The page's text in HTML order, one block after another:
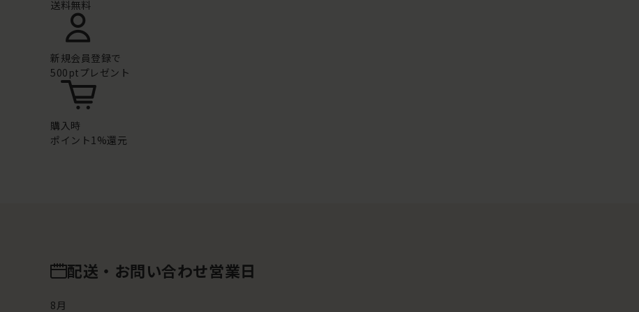
送料無料
新規会員登録で
500ptプレゼント
購入時
ポイント1%還元
配送・お問い合わせ営業日
8月